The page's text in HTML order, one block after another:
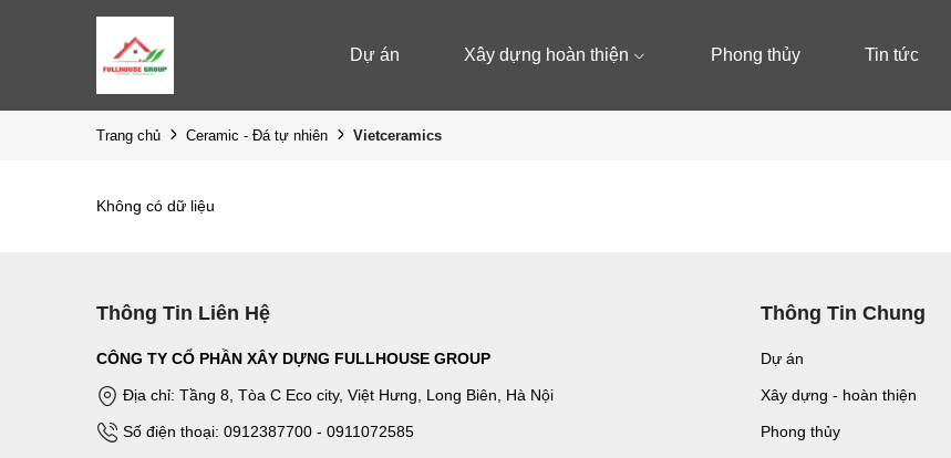
Dự án Xây dựng hoàn thiện Phong thủy Tin tức
Trang chủ Ceramic - Đá tự nhiên Vietceramics
Không có dữ liệu
Thông Tin Liên Hệ
CÔNG TY CỔ PHẦN XÂY DỰNG FULLHOUSE GROUP
Địa chỉ: Tầng 8, Tòa C Eco city, Việt Hưng, Long Biên, Hà Nội
Số điện thoại: 0912387700 - 0911072585
Thông Tin Chung
Dự án
Xây dựng - hoàn thiện
Phong thủy